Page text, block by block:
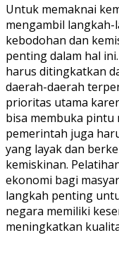
Untuk memaknai
mengambil
kebodohan dan
penting dalam hal
harus ditingkatkan
daerah-daerah
prioritas utama
bisa membuka pintu
pemerintah juga
yang layak dan
kemiskinan.
ekonomi bagi
langkah penting
negara memiliki
meningkatkan